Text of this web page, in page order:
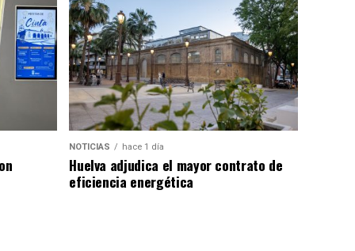
NOTICIAS hace 1 día
Huelva adjudica el mayor contrato de
eficiencia energética